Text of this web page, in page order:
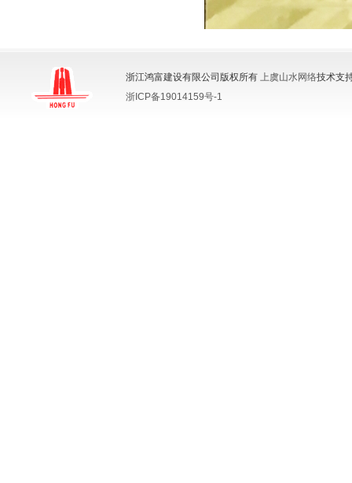
浙江鸿富建设有限公司版权所有 上虞山水网络技术支
浙ICP备19014159号-1